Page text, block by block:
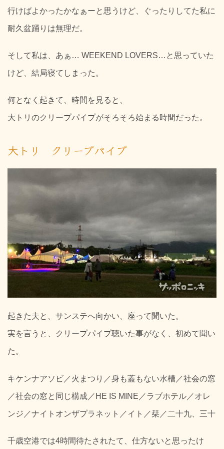
行けばよかったかなぁーと思うけど、ぐったりしてた私に
耐久盆踊りは無理だ。
そして私は、あぁ… WEEKEND LOVERS…と思っていた
けど、結局寝てしまった。
何となく起きて、時間を見ると、
大トリのクリープパイプがそろそろ始まる時間だった。
大トリ クリープパイプ
起きた夫と、サンステへ向かい、座って聞いた。
実を言うと、クリープパイプ聴いた事がなく、初めて聞い
た。
キケンナアソビ／火まつり／身も蓋もない水槽／社会の窓
／社会の窓と同じ構成／HE IS MINE／ラブホテル／オレ
ンジ／ナイトオンザプラネット／イト／栞／二十九、三十
千歳空港では4時間待たされたて、仕方ないと思ったけ